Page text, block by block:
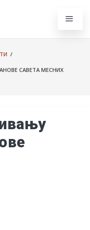
/
САВЕТА МЕСНИХ